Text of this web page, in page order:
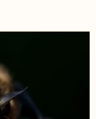
(Ekstern lenke)